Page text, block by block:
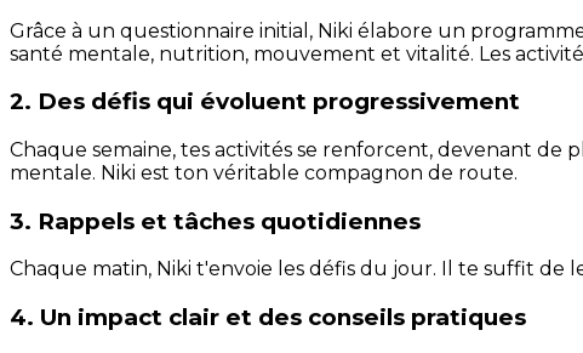
Grâce à un questionnaire initial, Niki élabore un
santé mentale, nutrition, mouvement et vitalité. Les
2. Des défis qui évoluent progressivement
Chaque semaine, tes activités se renforcent, devenant
mentale. Niki est ton véritable compagnon de route.
3. Rappels et tâches quotidiennes
Chaque matin, Niki t'envoie les défis du jour. Il te suffit de
4. Un impact clair et des conseils pratiques